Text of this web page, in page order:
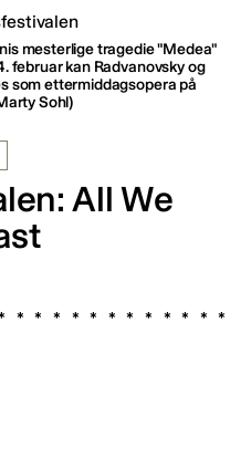
mesterlige tragedie "Medea"
februar kan Radvanovsky og
som ettermiddagsopera på
Sohl)
All We